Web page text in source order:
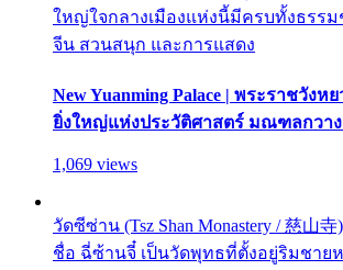
ใหญ่ใจกลางเมืองแห่งนี้มีครบทั้งธรร
จีน สวนสนุก และการแสดง
New Yuanming Palace | พระราชวัง
ยิ่งใหญ่แห่งประวัติศาสตร์ มณฑลกวาง
1,069 views
วัดซีซ่าน (Tsz Shan Monastery / 慈山
ชื่อ ฉี่ซ้านจี๋ เป็นวัดพุทธที่ตั้งอยู่ริมชาย